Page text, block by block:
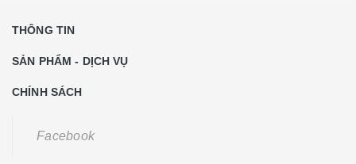
THÔNG TIN
SẢN PHẨM - DỊCH VỤ
CHÍNH SÁCH
Facebook